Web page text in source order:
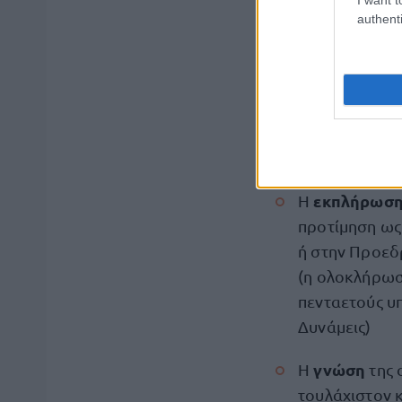
Δεν έχουν
Δεν έχουν
ποινή για
Πρόσθετα
Η
προτίμηση
ή στην
(η
πενταετούς
Δυνάμεις)
Ηγνώσητης
τουλάχιστον